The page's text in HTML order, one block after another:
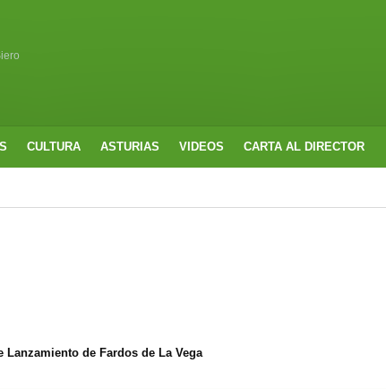
CULTURA ASTURIAS VIDEOS CARTA AL DIRECTOR
Lanzamiento de Fardos de La Vega